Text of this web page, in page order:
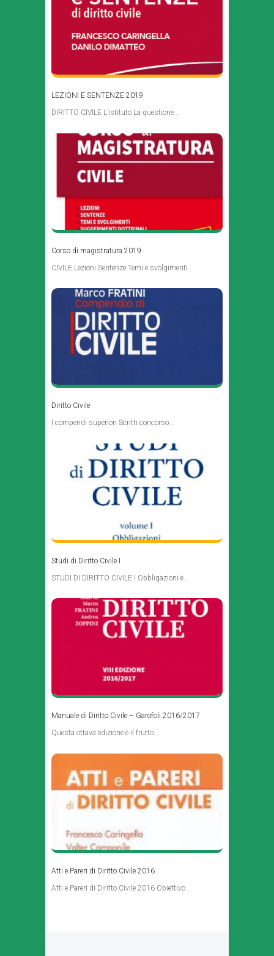
LEZIONI E SENTENZE 2019
DIRITTO CIVILE L’istituto La questione...
Corso di magistratura 2019
CIVILE Lezioni Sentenze Temi e svolgimenti...
Diritto Civile
I compendi superiori Scritti concorso...
Studi di Diritto Civile I
STUDI DI DIRITTO CIVILE I Obbligazioni e...
Manuale di Diritto Civile – Garofoli 2016/2017
Questa ottava edizione è il frutto...
Atti e Pareri di Diritto Civile 2016
Atti e Pareri di Diritto Civile 2016 Obiettivo...